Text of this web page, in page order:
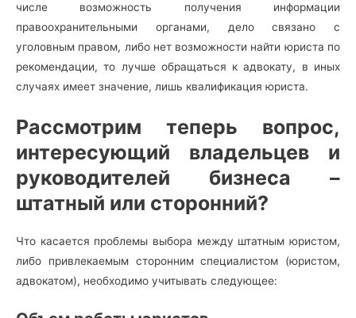
числе возможность получения информации
правоохранительными органами, дело связано с
уголовным правом, либо нет возможности найти юриста по
рекомендации, то лучше обращаться к адвокату, в иных
случаях имеет значение, лишь квалификация юриста.
Рассмотрим теперь вопрос,
интересующий владельцев и
руководителей бизнеса –
штатный или сторонний?
Что касается проблемы выбора между штатным юристом,
либо привлекаемым сторонним специалистом (юристом,
адвокатом), необходимо учитывать следующее: